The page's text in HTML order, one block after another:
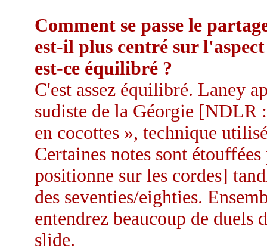
Comment se passe le
est-il plus centré sur
est-ce équilibré ?
C'est assez équilibré. Laney
sudiste de la Géorgie [NDLR
en cocottes », technique
Certaines notes sont
positionne sur les cordes]
des seventies/eighties.
entendrez beaucoup de duels
slide.